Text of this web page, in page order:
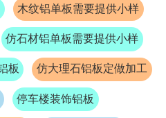
木纹铝单板需要提供小样
仿石材铝单板需要提供小样
板 仿大理石铝板定做加工
停车楼装饰铝板